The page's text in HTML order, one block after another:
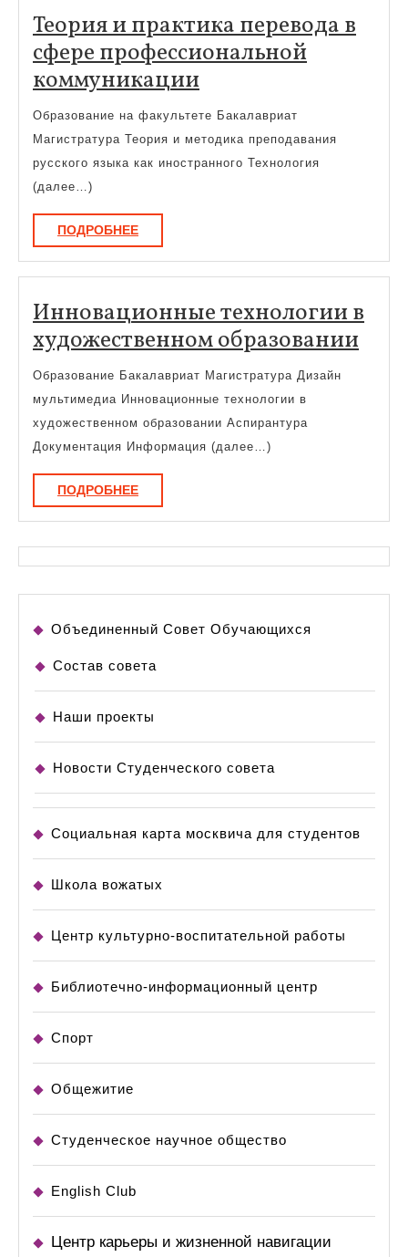
Теория и практика перевода в
сфере профессиональной
коммуникацииТеория
и
практика
перевода
коммуникации
Образование на факультете Бакалавриат
Магистратура Теория и методика преподавания
русского языка как иностранного Технология
(далее…)
ПОДРОБНЕЕПОДРОБНЕЕ
Инновационные технологии в
художественном образовании
Образование Бакалавриат Магистратура Дизайн
мультимедиа Инновационные технологии в
художественном образовании Аспирантура
Документация Информация (далее…)
ПОДРОБНЕЕПОДРОБНЕЕ
Объединенный Совет Обучающихся
Состав совета
Наши проекты
Новости Студенческого совета
Социальная карта москвича для студентов
Школа вожатых
Центр культурно-воспитательной работы
Библиотечно-информационный центр
Спорт
Общежитие
Студенческое научное общество
English Club
Центр карьеры и жизненной навигации